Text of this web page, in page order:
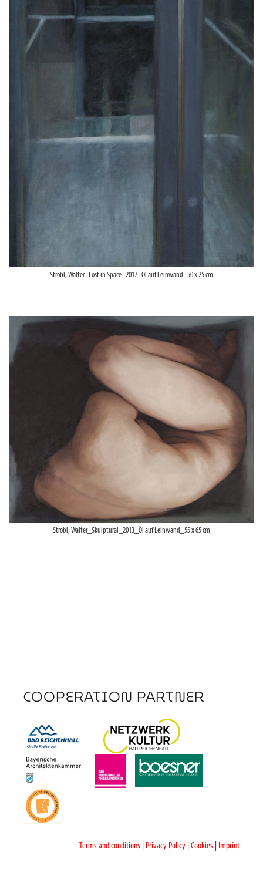
Strobl, Walter_Lost in Space_2017_Öl auf Leinwand_50 x 25 cm
Strobl, Walter_Skulptural_2013_Öl auf Leinwand_55 x 65 cm
COOPERATION PARTNER
Terms and conditions Privacy Policy Cookies Imprint